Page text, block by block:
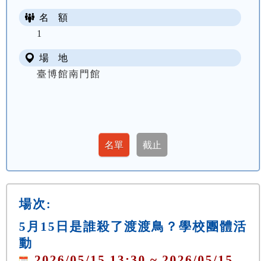
名 額
1
場 地
臺博館南門館
場次:
5月15日是誰殺了渡渡鳥？學校團體活
動